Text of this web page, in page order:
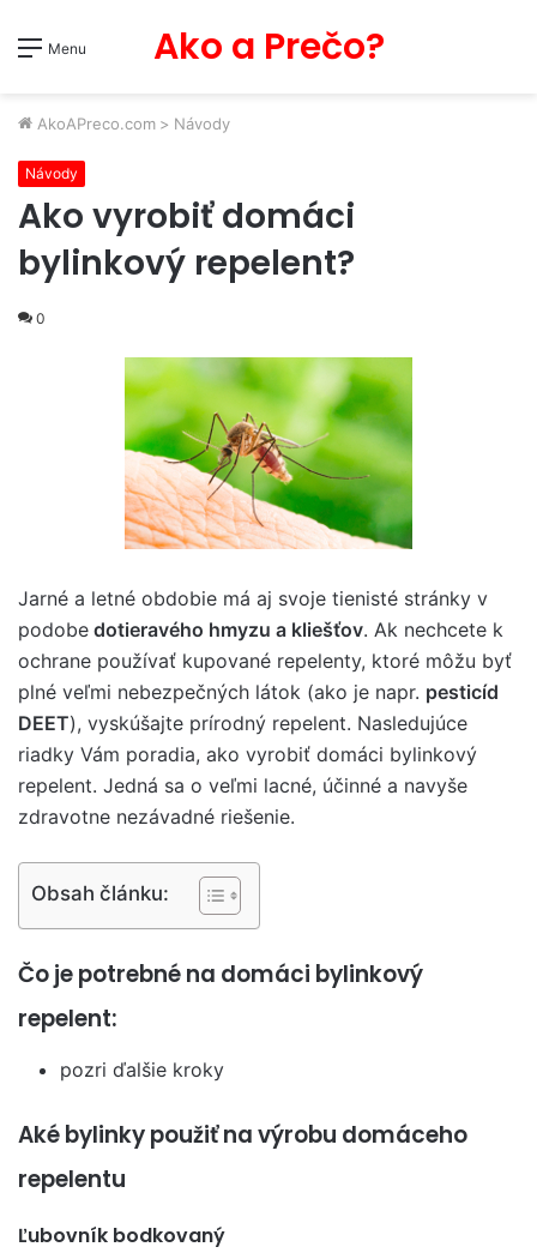
Menu Ako a Prečo?
AkoAPreco.com > Návody
Návody
Ako vyrobiť domáci
bylinkový repelent?
0
Jarné a letné obdobie má aj svoje tienisté stránky v
podobe dotieravého hmyzu a kliešťov. Ak nechcete k
ochrane používať kupované repelenty, ktoré môžu byť
plné veľmi nebezpečných látok (ako je napr. pesticíd
DEET), vyskúšajte prírodný repelent. Nasledujúce
riadky Vám poradia, ako vyrobiť domáci bylinkový
repelent. Jedná sa o veľmi lacné, účinné a navyše
zdravotne nezávadné riešenie.
Obsah článku:
Čo je potrebné na domáci bylinkový
repelent:
pozri ďalšie kroky
Aké bylinky použiť na výrobu domáceho
repelentu
Ľubovník bodkovaný